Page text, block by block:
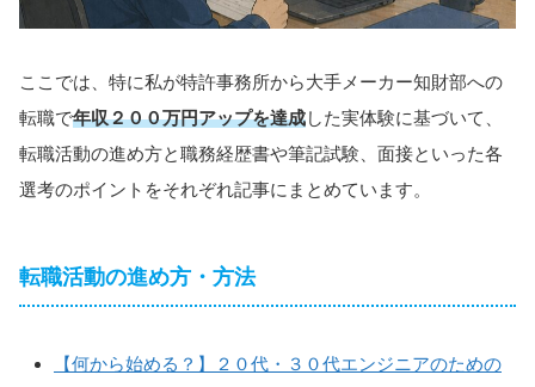
ここでは、特に私が特許事務所から大手メーカー知財部への
転職で年収２００万円アップを達成した実体験に基づいて、
転職活動の進め方と職務経歴書や筆記試験、面接といった各
選考のポイントをそれぞれ記事にまとめています。
転職活動の進め方・方法
【何から始める？】２０代・３０代エンジニアのための